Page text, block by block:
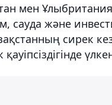
мен
сауда және
сирек
қауіпсіздігінде